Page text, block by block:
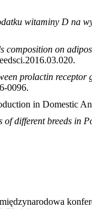
witaminy D na
composition on
.
prolactin
0096.
in Domestic
different breeds in